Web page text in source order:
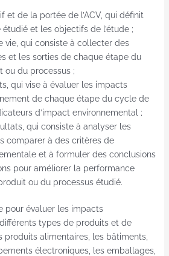
et de la portée de l’ACV, qui définit
et les objectifs de l’étude ;
vie, qui consiste à collecter des
et les sorties de chaque étape du
ou du processus ;
qui vise à évaluer les impacts
de chaque étape du cycle de
d’impact environnemental ;
qui consiste à analyser les
comparer à des critères de
et à formuler des conclusions
pour améliorer la performance
ou du processus étudié.
pour évaluer les impacts
types de produits et de
produits alimentaires, les bâtiments,
électroniques, les emballages,